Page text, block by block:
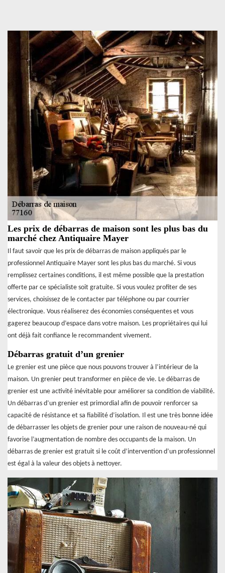
Les prix de débarras de maison sont les plus bas du
marché chez Antiquaire Mayer
Il faut savoir que les prix de débarras de maison appliqués par le
professionnel Antiquaire Mayer sont les plus bas du marché. Si vous
remplissez certaines conditions, il est même possible que la prestation
offerte par ce spécialiste soit gratuite. Si vous voulez profiter de ses
services, choisissez de le contacter par téléphone ou par courrier
électronique. Vous réaliserez des économies conséquentes et vous
gagerez beaucoup d’espace dans votre maison. Les propriétaires qui lui
ont déjà fait confiance le recommandent vivement.
Débarras gratuit d’un grenier
Le grenier est une pièce que nous pouvons trouver à l’intérieur de la
maison. Un grenier peut transformer en pièce de vie. Le débarras de
grenier est une activité inévitable pour améliorer sa condition de viabilité.
Un débarras d’un grenier est primordial afin de pouvoir renforcer sa
capacité de résistance et sa fiabilité d’isolation. Il est une très bonne idée
de débarrasser les objets de grenier pour une raison de nouveau-né qui
favorise l’augmentation de nombre des occupants de la maison. Un
débarras de grenier est gratuit si le coût d’intervention d’un professionnel
est égal à la valeur des objets à nettoyer.